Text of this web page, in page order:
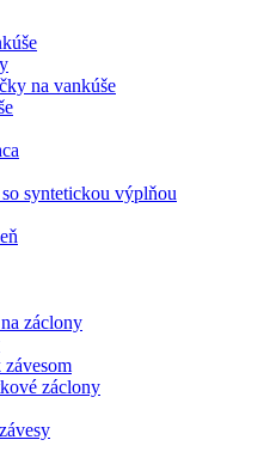
na vankúše
syntetickou výplňou
záclony
závesom
záclony